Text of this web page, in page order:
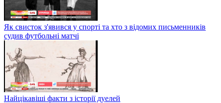
Як свисток з'явився у спорті та хто з відомих письменників
судив футбольні матчі
Найцікавіші факти з історії дуелей